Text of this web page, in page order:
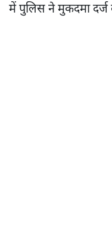
में पुलिस ने मुकदमा